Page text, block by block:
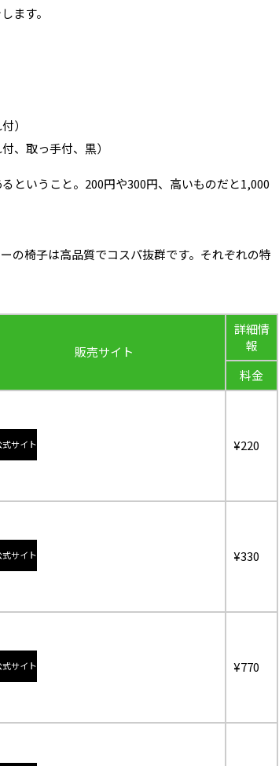
ます。
）
、取っ手付、黒）
ということ。200円や300円、高いものだと1,000
の椅子は高品質でコスパ抜群です。それぞれの特
販売サイト
詳細情
報
料金
式サイト ¥220
式サイト ¥330
式サイト ¥770